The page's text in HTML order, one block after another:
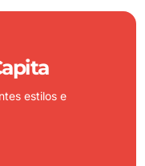
estilos e